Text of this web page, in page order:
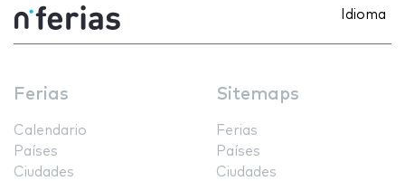
Idioma
Ferias
Calendario
Países
Ciudades
Sitemaps
Ferias
Países
Ciudades